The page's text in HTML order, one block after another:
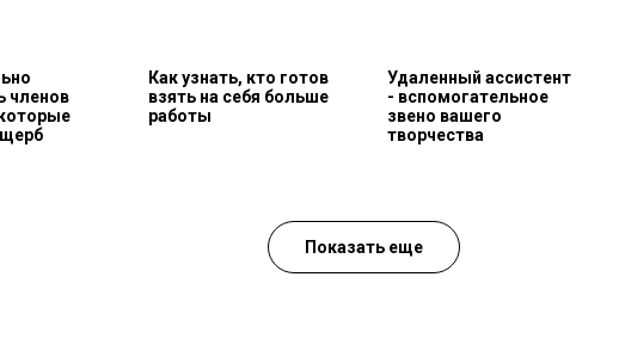
членов
Как узнать, кто готов
взять на себя больше
работы
Удаленный ассистент
- вспомогательное
звено вашего
творчества
Показать еще